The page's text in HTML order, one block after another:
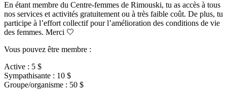
En étant membre du Centre-femmes de Rimouski, tu as accès à tous
nos services et activités gratuitement ou à très faible coût. De plus, tu
participe à l’effort collectif pour l’amélioration des conditions de vie
des femmes. Merci 🤍
Vous pouvez être membre :
Active : 5 $
Sympathisante : 10 $
Groupe/organisme : 50 $